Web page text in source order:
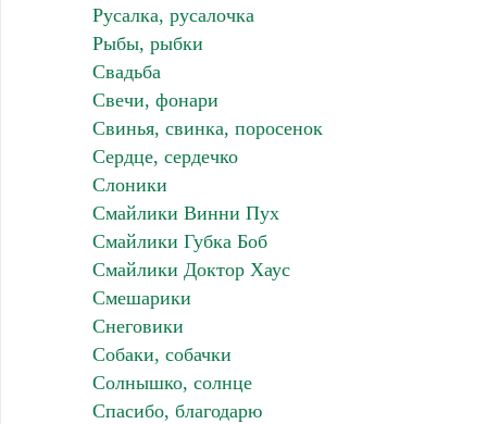
Русалка, русалочка
Рыбы, рыбки
Свадьба
Свечи, фонари
Свинья, свинка, поросенок
Сердце, сердечко
Слоники
Смайлики Винни Пух
Смайлики Губка Боб
Смайлики Доктор Хаус
Смешарики
Снеговики
Собаки, собачки
Солнышко, солнце
Спасибо, благодарю